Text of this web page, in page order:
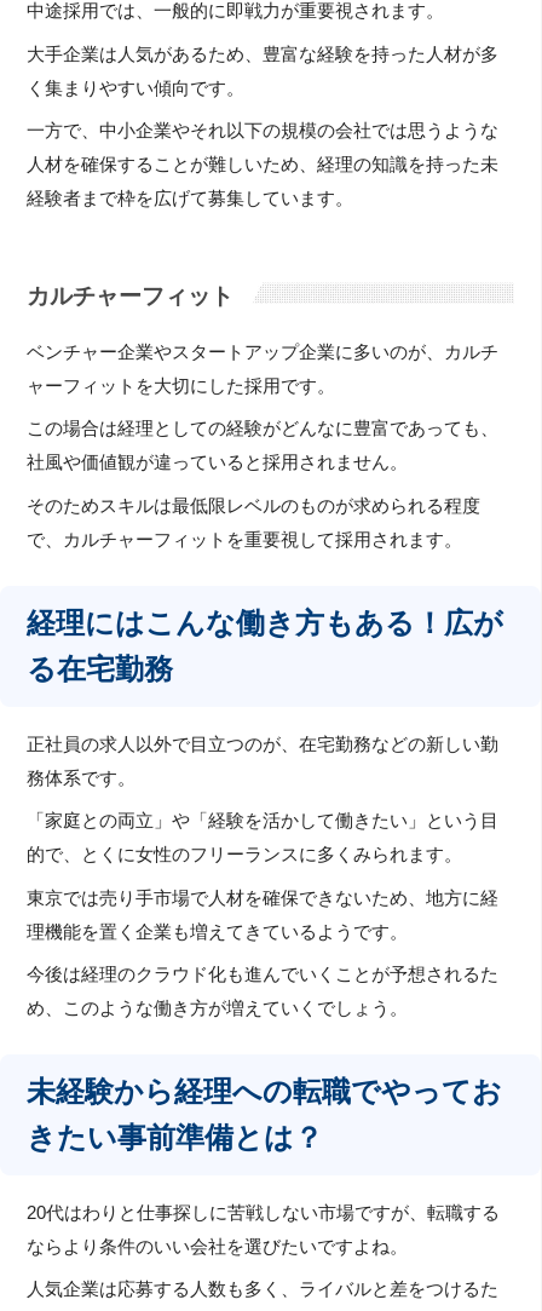
中途採用では、一般的に即戦力が重要視されます。
大手企業は人気があるため、豊富な経験を持った人材が多
く集まりやすい傾向です。
一方で、中小企業やそれ以下の規模の会社では思うような
人材を確保することが難しいため、経理の知識を持った未
経験者まで枠を広げて募集しています。
カルチャーフィット
ベンチャー企業やスタートアップ企業に多いのが、カルチ
ャーフィットを大切にした採用です。
この場合は経理としての経験がどんなに豊富であっても、
社風や価値観が違っていると採用されません。
そのためスキルは最低限レベルのものが求められる程度
で、カルチャーフィットを重要視して採用されます。
経理にはこんな働き方もある！広が
る在宅勤務
正社員の求人以外で目立つのが、在宅勤務などの新しい勤
務体系です。
「家庭との両立」や「経験を活かして働きたい」という目
的で、とくに女性のフリーランスに多くみられます。
東京では売り手市場で人材を確保できないため、地方に経
理機能を置く企業も増えてきているようです。
今後は経理のクラウド化も進んでいくことが予想されるた
め、このような働き方が増えていくでしょう。
未経験から経理への転職でやってお
きたい事前準備とは？
20代はわりと仕事探しに苦戦しない市場ですが、転職する
ならより条件のいい会社を選びたいですよね。
人気企業は応募する人数も多く、ライバルと差をつけるた